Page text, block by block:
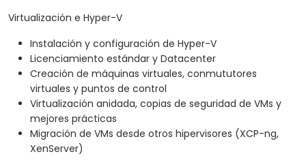
Virtualización e Hyper-V
Instalación y configuración de Hyper-V
Licenciamiento estándar y Datacenter
Creación de máquinas virtuales, conmututores
virtuales y puntos de control
Virtualización anidada, copias de seguridad de VMs y
mejores prácticas
Migración de VMs desde otros hipervisores (XCP-ng,
XenServer)